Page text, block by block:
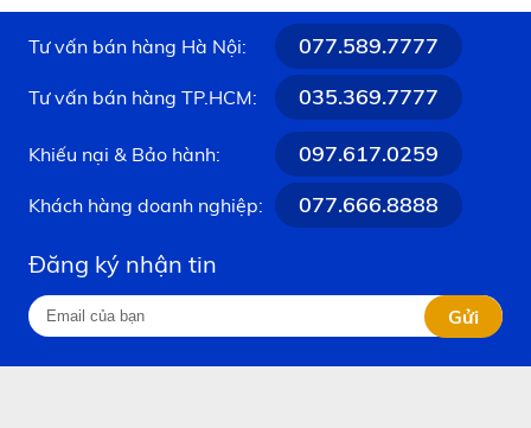
Tư vấn bán hàng Hà Nội: 077.589.7777
Tư vấn bán hàng TP.HCM: 035.369.7777
Khiếu nại & Bảo hành: 097.617.0259
Khách hàng doanh nghiệp: 077.666.8888
Đăng ký nhận tin
Gửi